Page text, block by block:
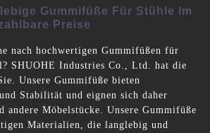
Gummifüße Für Stühle Im
Preise
nach hochwertigen Gummifüßen für
SHUOHE Industries Co., Ltd. hat die
Unsere Gummifüße bieten
Stabilität und eignen sich daher
andere Möbelstücke. Unsere Gummifüße
Materialien, die langlebig und